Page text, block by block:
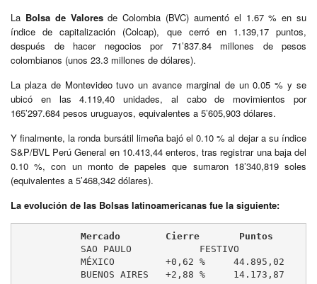
La Bolsa de Valoresde Colombia (BVC) aumentó el 1.67 % en su
índice de capitalización (Colcap), que cerró en 1.139,17 puntos,
después de hacer negocios por 71’837.84 millones de pesos
colombianos (unos 23.3 millones de dólares).
La plaza de Montevideo tuvo un avance marginal de un 0.05 % y se
ubicó en las 4.119,40 unidades, al cabo de movimientos por
165’297.684 pesos uruguayos, equivalentes a 5’605,903 dólares.
Y finalmente, la ronda bursátil limeña bajó el 0.10 % al dejar a su índice
S&P/BVL Perú General en 10.413,44 enteros, tras registrar una baja del
0.10 %, con un monto de papeles que sumaron 18’340,819 soles
(equivalentes a 5’468,342 dólares).
La evolución de las Bolsas latinoamericanas fue la siguiente:
           Mercado        Cierre       Puntos